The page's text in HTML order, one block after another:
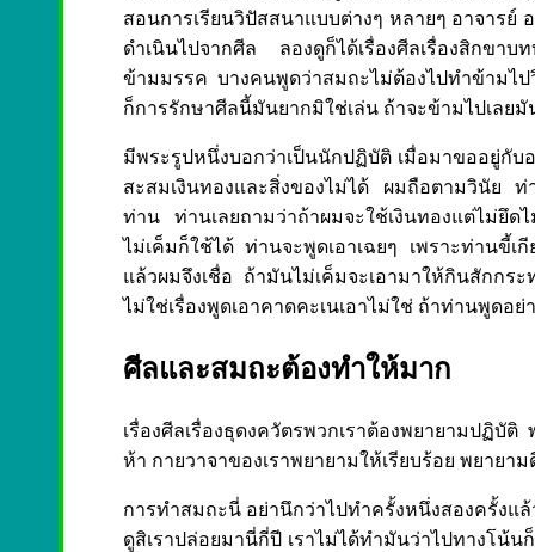
สอนการเรียนวิปัสสนาแบบต่างๆ หลายๆ อาจารย์
ดำเนินไปจากศีล ลองดูก็ได้เรื่องศีลเรื่องสิกขา
ข้ามมรรค บางคนพูดว่าสมถะไม่ต้องไปทำข้ามไ
ก็การรักษาศีลนี้มันยากมิใช่เล่น ถ้าจะข้ามไปเลย
มีพระรูปหนึ่งบอกว่าเป็นนักปฏิบัติ เมื่อมาขออยู่กับ
สะสมเงินทองและสิ่งของไม่ได้ ผมถือตามวินัย
ท่าน ท่านเลยถามว่าถ้าผมจะใช้เงินทองแต่ไม่ยึด
ไม่เค็มก็ใช้ได้ ท่านจะพูดเอาเฉยๆ เพราะท่านขี้
แล้วผมจึงเชื่อ ถ้ามันไม่เค็มจะเอามาให้กินสักกร
ไม่ใช่เรื่องพูดเอาคาดคะเนเอาไม่ใช่ ถ้าท่านพูดอ
ศีลและสมถะต้องทำให้มาก
เรื่องศีลเรื่องธุดงควัตรพวกเราต้องพยายามปฏิ
ห้า กายวาจาของเราพยายามให้เรียบร้อย พยายา
การทำสมถะนี่ อย่านึกว่าไปทำครั้งหนึ่งสองครั้งแ
ดูสิเราปล่อยมานี่กี่ปี เราไม่ได้ทำมันว่าไปทางโน้